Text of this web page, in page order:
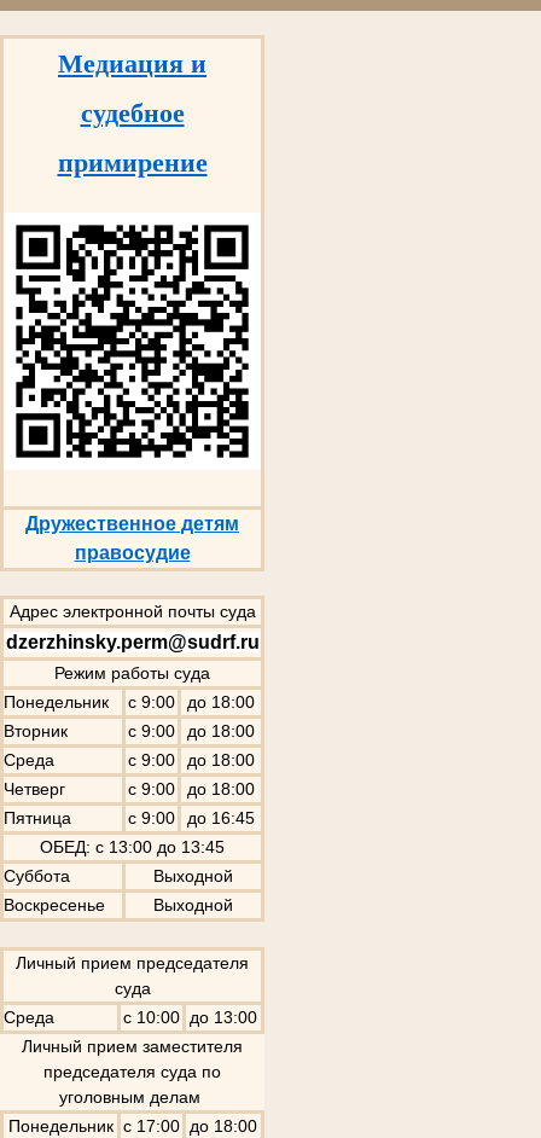
Медиация и
судебное
примирение
Дружественное детям
правосудие
Адрес электронной почты суда
dzerzhinsky.perm@sudrf.ru
Режим работы суда
Понедельник
с 9:00
до 18:00
Вторник
с 9:00
до 18:00
Среда
с 9:00
до 18:00
Четверг
с 9:00
до 18:00
Пятница
с 9:00
до 16:45
ОБЕД: с 13:00 до 13:45
Суббота
Выходной
Воскресенье
Выходной
Личный прием председателя
суда
Среда
с 10:00 до 13:00
Личный прием заместителя
председателя суда по
уголовным делам
Понедельник с 17:00 до 18:00